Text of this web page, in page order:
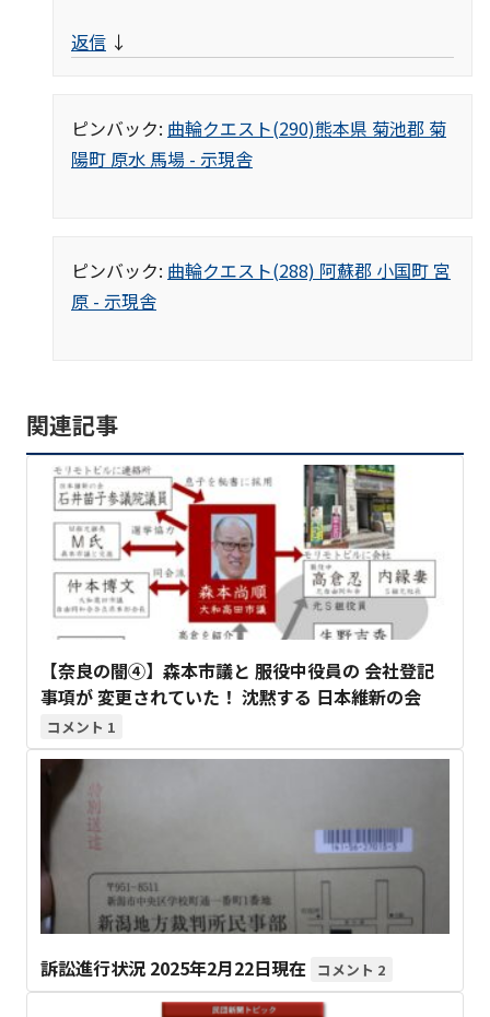
返信 ↓
ピンバック: 曲輪クエスト(290)熊本県 菊池郡 菊
陽町 原水 馬場 - 示現舎
ピンバック: 曲輪クエスト(288) 阿蘇郡 小国町 宮
原 - 示現舎
関連記事
【奈良の闇④】森本市議と 服役中役員の 会社登記
事項が 変更されていた！ 沈黙する 日本維新の会
1
訴訟進行状況 2025年2月22日現在 2